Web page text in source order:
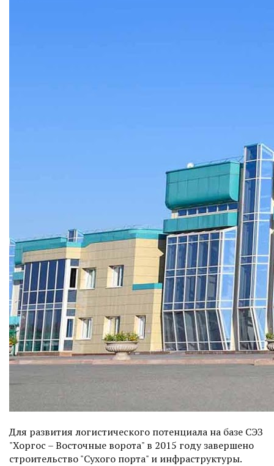
Для развития логистического потенциала на базе СЭЗ
"Хоргос – Восточные ворота" в 2015 году завершено
строительство "Сухого порта" и инфраструктуры.